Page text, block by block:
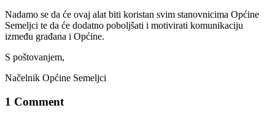
Nadamo se da će ovaj alat biti koristan svim stanovnicima Općine
Semeljci te da će dodatno poboljšati i motivirati komunikaciju
između građana i Općine.
S poštovanjem,
Načelnik Općine Semeljci
1 Comment